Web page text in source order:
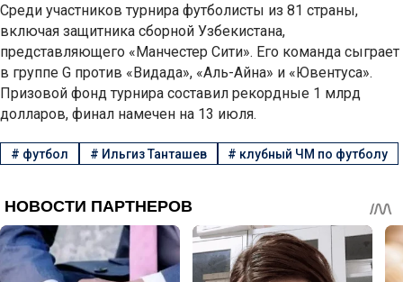
Среди участников турнира футболисты из 81 страны,
включая защитника сборной Узбекистана,
представляющего «Манчестер Сити». Его команда сыграет
в группе G против «Видада», «Аль-Айна» и «Ювентуса».
Призовой фонд турнира составил рекордные 1 млрд
долларов, финал намечен на 13 июля.
# футбол # Ильгиз Танташев # клубный ЧМ по футболу